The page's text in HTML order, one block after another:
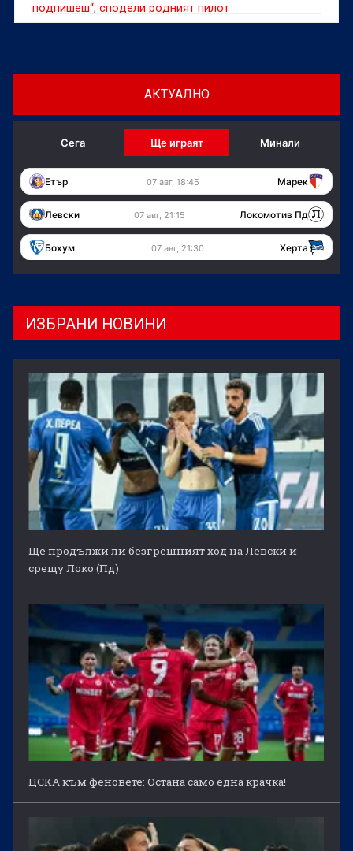
подпишеш“, сподели родният пилот
АКТУАЛНО
Сега Ще играят Минали
Етър 07 авг, 18:45 Марек
Левски 07 авг, 21:15 Локомотив Пд
Бохум 07 авг, 21:30 Херта
ИЗБРАНИ НОВИНИ
Ще продължи ли безгрешният ход на Левски и
срещу Локо (Пд)
ЦСКА към феновете: Остана само една крачка!